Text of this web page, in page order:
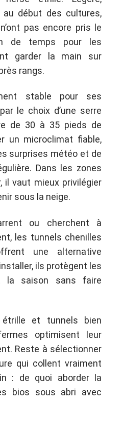
au début des cultures,
pas encore pris le
de temps pour les
garder la main sur
rangs.
stable pour ses
le choix d’une serre
de 30 à 35 pieds de
un microclimat fiable,
surprises météo et de
Dans les zones
il vaut mieux privilégier
sous la neige.
ou cherchent à
les tunnels chenilles
une alternative
ils protègent les
la saison sans faire
et tunnels bien
optimisent leur
Reste à sélectionner
qui collent vraiment
: de quoi aborder la
bios sous abri avec